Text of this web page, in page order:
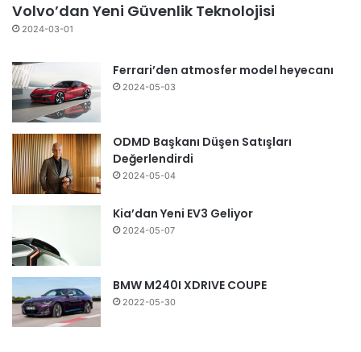
Volvo’dan Yeni Güvenlik Teknolojisi
2024-03-01
Ferrari’den atmosfer model heyecanı
2024-05-03
ODMD Başkanı Düşen Satışları
Değerlendirdi
2024-05-04
Kia’dan Yeni EV3 Geliyor
2024-05-07
BMW M240I XDRIVE COUPE
2022-05-30